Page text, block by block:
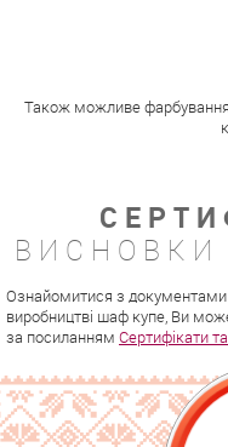
Також можливе фарбування
ВИСНОВКИ
Ознайомитися з документами
виробництві шаф купе, Ви
за посиланням Сертифікати